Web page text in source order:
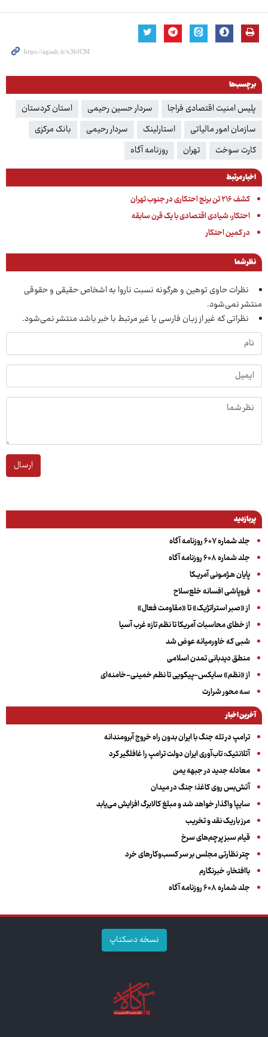
برچسب‌ها
پلیس امنیت اقتصادی فراجا سردار حسین رحیمی
استان کردستان
سازمان امور مالیاتی
استارلینک سردار رحیمی
بانک مرکزی
کارت سوخت
تهران روزنامه آگاه
اخبار مرتبط
کشف ۲۱۶ تن برنج احتکاری در جنوب تهران
احتکار، شیادی اقتصادی با یک قرن سابقه
در کمین احتکار
نظر شما
نظرات حاوی توهین و هرگونه نسبت ناروا به اشخاص حقیقی و حقوقی
منتشر نمی‌شود.
نظراتی که غیر از زبان فارسی یا غیر مرتبط با خبر باشد منتشر نمی‌شود.
ارسال
پربازدید
جلد شماره ۶۰۷ روزنامه آگاه
جلد شماره ۶۰۸ روزنامه آگاه
پایان هـژمـونی آمریـکا
فروپاشی افسانه خلع‌سلاح
از «صبر استراتژیک» تا «مقاومت فعال»
از خطای محاسبات آمریکا تا نظم تازه غرب آسیا
شبی که خاورمیانه عوض شد
منطق دیدبانی تمدن اسلامی
از «نظم» سایکس-پیکویی تا نظم خمینی-خامنه‌ای
سه‌ محور شرارت
آخرین اخبار
ترامپ در تله جنگ با ایران بدون راه خروج آبرومندانه
آتلانتیک: تاب‌آوری ایران دولت ترامپ را غافلگیر کرد
معادله جدید در جبهه یمن
آتش‌بس روی کاغذ؛ جنگ در میدان
سایپا واگذار خواهد شد و مبلغ کالابرگ افزایش می‌یابد
مرز باریک نقد و تخریب
قیام سبز پرچم‌های سرخ
چتر نظارتی مجلس بر سر کسب‌وکارهای خرد
باافتخار، خبرنگارم
جلد شماره ۶۰۸ روزنامه آگاه
نسخه دسکتاپ